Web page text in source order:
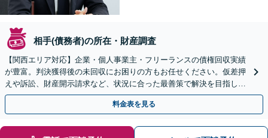
相手(債務者)の所在・財産調査
【関西エリア対応】企業・個人事業主・フリーランスの債権回収実績
が豊富。判決獲得後の未回収にお困りの方もお任せください。仮差押
えや訴訟、財産開示請求など、状況に合った最善策で解決を目指しま
す【夜間面談可】
料金表を見る